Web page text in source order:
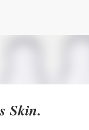
Skin.